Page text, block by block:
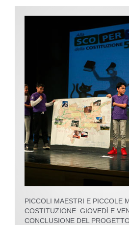
PICCOLI MAESTRI E PICCOLE
COSTITUZIONE: GIOVEDÌ E
CONCLUSIONE DEL